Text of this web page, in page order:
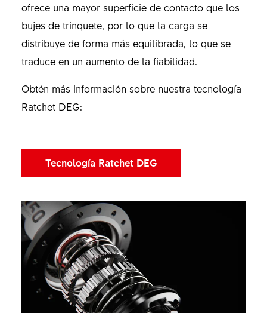
ofrece una mayor superficie de contacto que los
bujes de trinquete, por lo que la carga se
distribuye de forma más equilibrada, lo que se
traduce en un aumento de la fiabilidad.
Obtén más información sobre nuestra tecnología
Ratchet DEG:
Tecnología Ratchet DEG